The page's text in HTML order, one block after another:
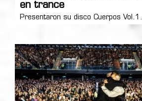
en trance
Presentaron su disco Cuerpos Vol.1.